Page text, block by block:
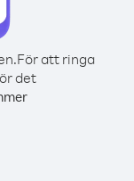
För att ringa
det